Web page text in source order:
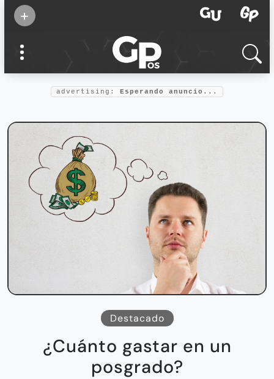
+
confianza
Foro salud
advertising: Esperando anuncio...
Destacado
¿Cuánto gastar en un
posgrado?